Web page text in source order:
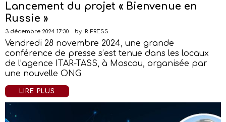
Lancement du projet « Bienvenue en
Russie »
3 décembre 2024 17:30 by IR-PRESS
Vendredi 28 novembre 2024, une grande
conférence de presse s’est tenue dans les locaux
de l’agence ITAR-TASS, à Moscou, organisée par
une nouvelle ONG
LIRE PLUS